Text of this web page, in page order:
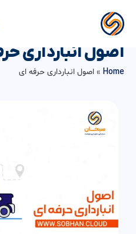
محتوااصول انبارداری
Home
» اصول انبارداری حرفه ای